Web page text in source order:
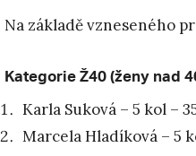
Na základě vzneseného
Kategorie Ž40 (ženy nad
Karla Suková – 5 kol –
Marcela Hladíková – 5